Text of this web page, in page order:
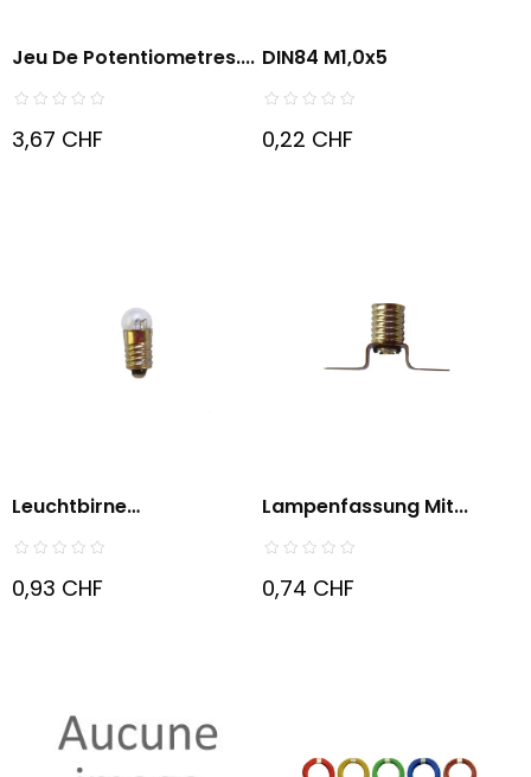
Jeu De Potentiometres....
3,67 CHF
DIN84 M1,0x5
0,22 CHF
Leuchtbirne
Schraubfassung...
0,93 CHF
Lampenfassung Mit...
0,74 CHF